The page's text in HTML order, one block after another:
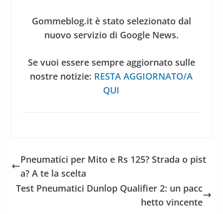
Gommeblog.it è stato selezionato dal
nuovo servizio di Google News.
Se vuoi essere sempre aggiornato sulle
nostre notizie: RESTA AGGIORNATO/A
QUI
Pneumatici per Mito e Rs 125? Strada o pist
a? A te la scelta
Test Pneumatici Dunlop Qualifier 2: un pacc
hetto vincente